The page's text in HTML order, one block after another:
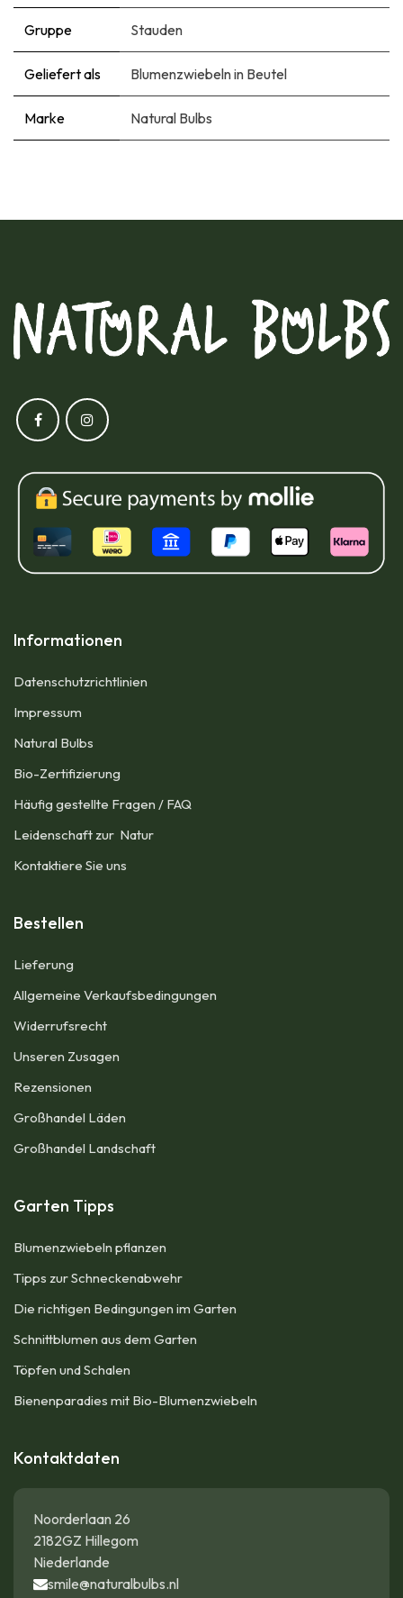
Gruppe Stauden
Geliefert als Blumenzwiebeln in Beutel
Marke Natural Bulbs
Informationen
Datenschutzrichtlinien
Impressum​
Natural Bulbs
Bio-Zertifizierung
Häufig gestellte Fragen / FAQ
Leidenschaft zur Natur
Kontaktiere Sie uns
Bestellen
Lieferung
Allgemeine Verkaufsbedingungen​
Widerrufsrecht
Unseren Zusagen
Rezensionen​
Großhandel Läden
Großhandel Landschaft
Garten Tipps
Blumenzwiebeln pflanzen
Tipps zur Schneckenabwehr
Die richtigen Bedingungen im Garten
Schnittblumen aus dem Garten
Töpfen und Schalen
Bienenparadies mit Bio-Blumenzwiebeln
Kontaktdaten
Noorderlaan 26
2182GZ Hillegom
Niederlande
smile@naturalbulbs.nl